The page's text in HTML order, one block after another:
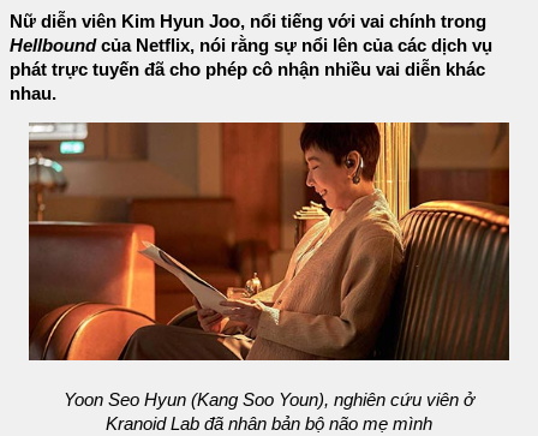
Nữ diễn viên Kim Hyun Joo, nổi tiếng với vai chính trong
Hellboundcủa Netflix, nói rằng sự nổi lên của các dịch vụ
phát trực tuyến đã cho phép cô nhận nhiều vai diễn khác
nhau.
Yoon Seo Hyun (Kang Soo Youn), nghiên cứu viên ở
Kranoid Lab đã nhân bản bộ não mẹ mình